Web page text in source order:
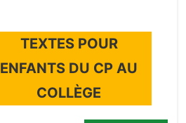
TEXTES POUR
ENFANTS DU CP AU
COLLÈGE